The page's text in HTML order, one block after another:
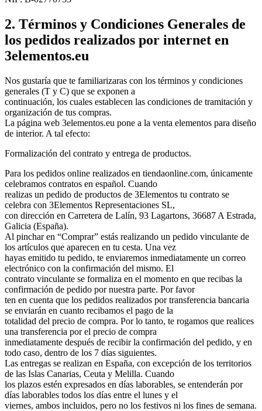
2. Términos y Condiciones Generales de
los pedidos realizados por internet en
3elementos.eu
Nos gustaría que te familiarizaras con los términos y condiciones
generales (T y C) que se exponen a
continuación, los cuales establecen las condiciones de tramitación y
organización de tus compras.
La página web 3elementos.eu pone a la venta elementos para diseño
de interior. A tal efecto:
Formalización del contrato y entrega de productos.
Para los pedidos online realizados en tiendaonline.com, únicamente
celebramos contratos en español. Cuando
realizas un pedido de productos de 3Elementos tu contrato se
celebra con 3Elementos Representaciones SL,
con dirección en Carretera de Lalín, 93 Lagartons, 36687 A Estrada,
Galicia (España).
Al pinchar en “Comprar” estás realizando un pedido vinculante de
los artículos que aparecen en tu cesta. Una vez
hayas emitido tu pedido, te enviaremos inmediatamente un correo
electrónico con la confirmación del mismo. El
contrato vinculante se formaliza en el momento en que recibas la
confirmación de pedido por nuestra parte. Por favor
ten en cuenta que los pedidos realizados por transferencia bancaria
se enviarán en cuanto recibamos el pago de la
totalidad del precio de compra. Por lo tanto, te rogamos que realices
una transferencia por el precio de compra
inmediatamente después de recibir la confirmación del pedido, y en
todo caso, dentro de los 7 días siguientes.
Las entregas se realizan en España, con excepción de los territorios
de las Islas Canarias, Ceuta y Melilla. Cuando
los plazos estén expresados en días laborables, se entenderán por
días laborables todos los días entre el lunes y el
viernes, ambos incluidos, pero no los festivos ni los fines de semana.